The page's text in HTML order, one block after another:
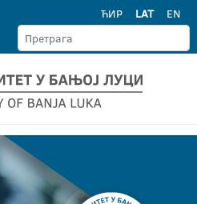
ЋИР LAT EN